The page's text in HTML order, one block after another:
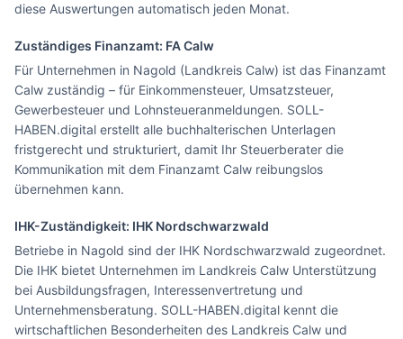
diese Auswertungen automatisch jeden Monat.
Zuständiges Finanzamt: FACalw
Für Unternehmen in Nagold (Landkreis Calw) ist das Finanzamt
Calw zuständig – für Einkommensteuer, Umsatzsteuer,
Gewerbesteuer und Lohnsteueranmeldungen. SOLL-
HABEN.digital erstellt alle buchhalterischen Unterlagen
fristgerecht und strukturiert, damit Ihr Steuerberater die
Kommunikation mit dem Finanzamt Calw reibungslos
übernehmen kann.
IHK-Zuständigkeit: IHK Nordschwarzwald
Betriebe in Nagold sind der IHK Nordschwarzwald zugeordnet.
Die IHK bietet Unternehmen im Landkreis Calw Unterstützung
bei Ausbildungsfragen, Interessenvertretung und
Unternehmensberatung. SOLL-HABEN.digital kennt die
wirtschaftlichen Besonderheiten des Landkreis Calw und